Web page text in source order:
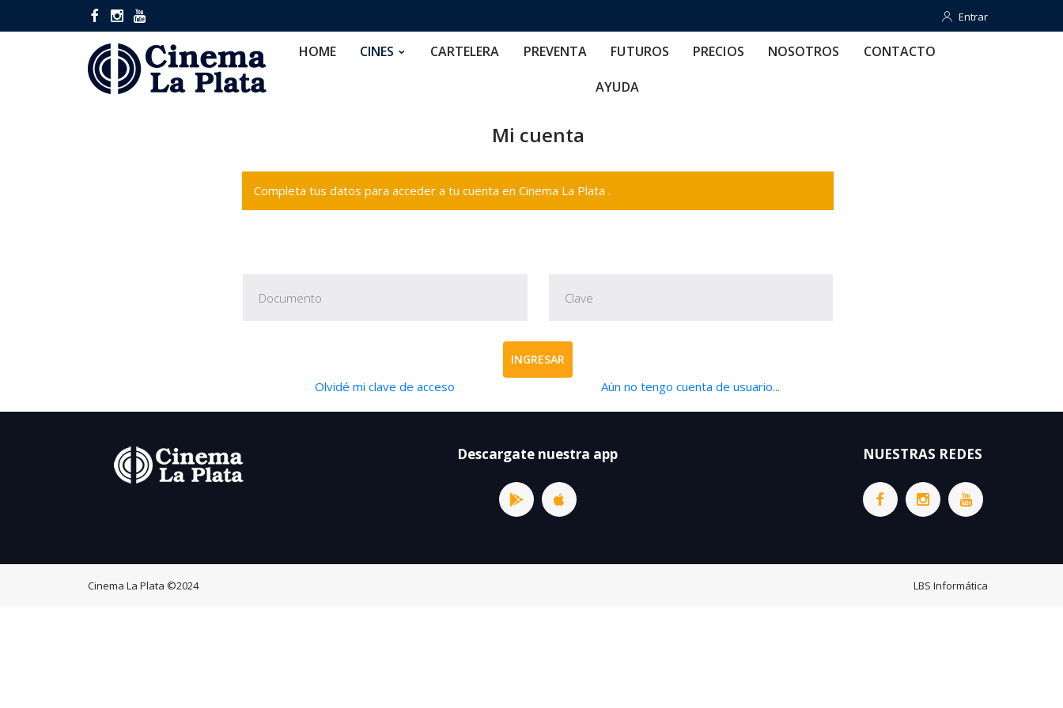
Entrar
Entrar
HOME CINES CARTELERA PREVENTA FUTUROS PRECIOS NOSOTROS CONTACTO
AYUDA
Mi cuenta
Completa tus datos para acceder a tu cuenta en Cinema La Plata .
INGRESAR
Olvidé mi clave de acceso Aún no tengo cuenta de usuario...
Descargate nuestra app NUESTRAS REDES
Cinema La Plata ©2024 LBS Informática